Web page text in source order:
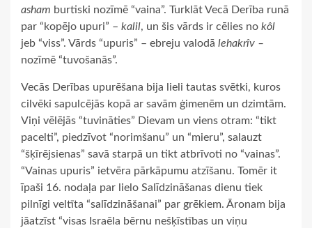
asham burtiski nozīmē “vaina”. Turklāt Vecā Derība runā
par “kopējo upuri” – kalil, un šis vārds ir cēlies no kôl
jeb “viss”. Vārds “upuris” – ebreju valodā lehakrîv –
nozīmē “tuvošanās”.
Vecās Derības upurēšana bija lieli tautas svētki, kuros
cilvēki sapulcējās kopā ar savām ģimenēm un dzimtām.
Viņi vēlējās “tuvināties” Dievam un viens otram: “tikt
pacelti”, piedzīvot “norimšanu” un “mieru”, salauzt
“šķīrējsienas” savā starpā un tikt atbrīvoti no “vainas”.
“Vainas upuris” ietvēra pārkāpumu atzīšanu. Tomēr it
īpaši 16. nodaļa par lielo Salīdzināšanas dienu tiek
pilnīgi veltīta “salīdzināšanai” par grēkiem. Āronam bija
jāatzīst “visas Israēla bērnu nešķīstības un viņu